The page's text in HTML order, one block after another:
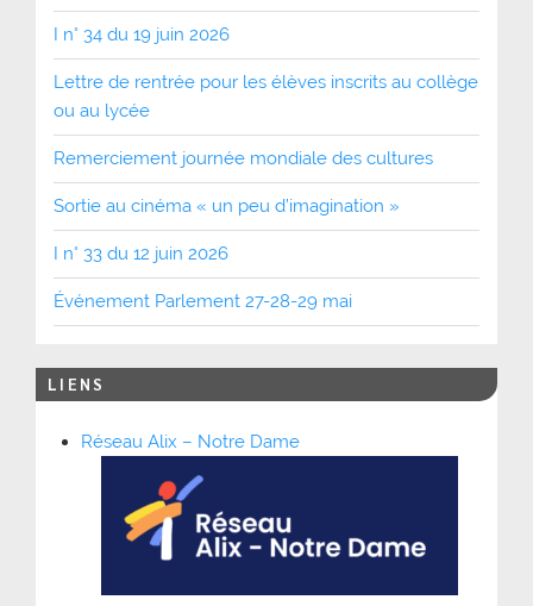
I n° 34 du 19 juin 2026
Lettre de rentrée pour les élèves inscrits au collège
ou au lycée
Remerciement journée mondiale des cultures
Sortie au cinéma « un peu d’imagination »
I n° 33 du 12 juin 2026
Événement Parlement 27-28-29 mai
LIENS
Réseau Alix – Notre Dame